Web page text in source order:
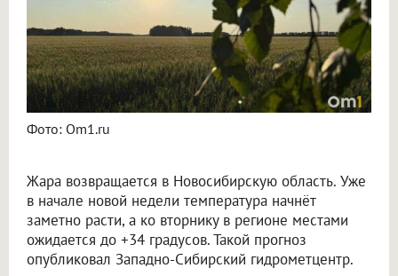
Фото: Om1.ru
Жара возвращается в Новосибирскую область. Уже
в начале новой недели температура начнёт
заметно расти, а ко вторнику в регионе местами
ожидается до +34 градусов. Такой прогноз
опубликовал Западно-Сибирский гидрометцентр.